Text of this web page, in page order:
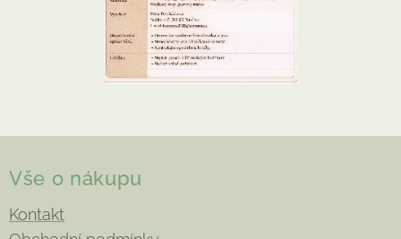
Vše o nákupu
Kontakt